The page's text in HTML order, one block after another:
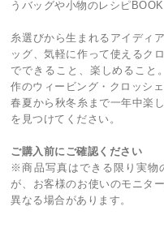
うバッグや小物のレシピBOOK
糸選びから生まれるアイディ
ッグ、気軽に作って使えるク
でできること、楽しめること
作のウィービング・クロッシ
春夏から秋冬糸まで一年中楽
を見つけてください。
ご購入前にご確認ください
※商品写真はできる限り実物
が、お客様のお使いのモニタ
異なる場合があります。